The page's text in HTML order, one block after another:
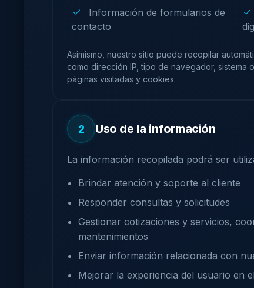
Información de formularios de
contacto
Asimismo, nuestro sitio puede recopilar
como dirección IP, tipo de navegador, sistema
páginas visitadas y cookies.
2 Uso de la información
La información recopilada podrá ser
Brindar atención y soporte al cliente
Responder consultas y solicitudes
Gestionar cotizaciones y servicios,
mantenimientos
Enviar información relacionada con
Mejorar la experiencia del usuario en